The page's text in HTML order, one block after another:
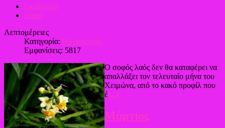
Εκτύπωση
Email
Λεπτομέρειες
Κατηγορία: Ημερολόγιο
Εμφανίσεις: 5817
Ο σοφός λαός δεν θα καταφέρει να
απαλλάξει τον τελευταίο μήνα του
Χειμώνα, από το κακό προφίλ που
έ(...)
Μάρτιος